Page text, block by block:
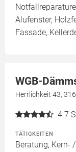
Alufenster,
Fassade,
WGB-
Herrlichkeit 43,
4.7
TÄTIGKEITEN
Beratung, Kern-